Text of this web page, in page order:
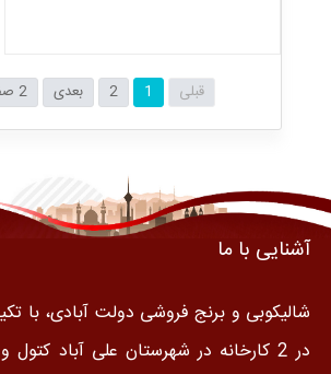
قبلی 1
2 بعدی 2 صفحه
آشنایی با ما
شالیکوبی و برنج فروشی دولت آبادی، با
در 2 کارخانه در شهرستان علی آباد